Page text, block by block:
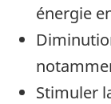
énergie
Stimuler